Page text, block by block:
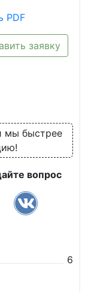
PDF
заявку
мы быстрее
вопрос
6